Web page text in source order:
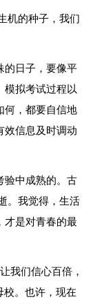
机的种子，我们
的日子，要像平
模拟考试过程以
何，都要自信地
效信息及时调动
验中成熟的。古
。我觉得，生活
才是对青春的最
我们信心百倍，
校。也许，现在